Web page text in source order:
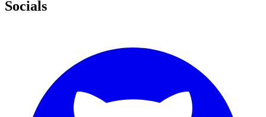
Socials